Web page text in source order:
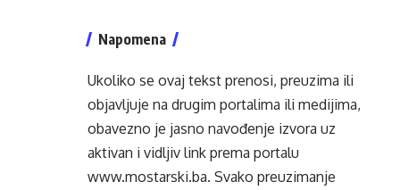
Napomena
Ukoliko se ovaj tekst prenosi, preuzima ili
objavljuje na drugim portalima ili medijima,
obavezno je jasno navođenje izvora uz
aktivan i vidljiv link prema portalu
www.mostarski.ba. Svako preuzimanje